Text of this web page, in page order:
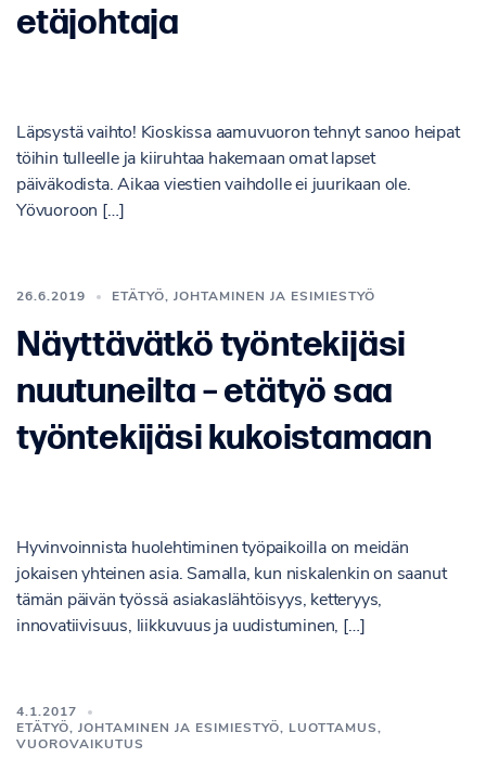
etäjohtaja
Läpsystä vaihto! Kioskissa aamuvuoron tehnyt sanoo heipat
töihin tulleelle ja kiiruhtaa hakemaan omat lapset
päiväkodista. Aikaa viestien vaihdolle ei juurikaan ole.
Yövuoroon […]
26.6.2019 ETÄTYÖ, JOHTAMINEN JA ESIMIESTYÖ
Näyttävätkö työntekijäsi
nuutuneilta – etätyö saa
työntekijäsi kukoistamaan
Hyvinvoinnista huolehtiminen työpaikoilla on meidän
jokaisen yhteinen asia. Samalla, kun niskalenkin on saanut
tämän päivän työssä asiakaslähtöisyys, ketteryys,
innovatiivisuus, liikkuvuus ja uudistuminen, […]
4.1.2017
ETÄTYÖ, JOHTAMINEN JA ESIMIESTYÖ, LUOTTAMUS,
VUOROVAIKUTUS